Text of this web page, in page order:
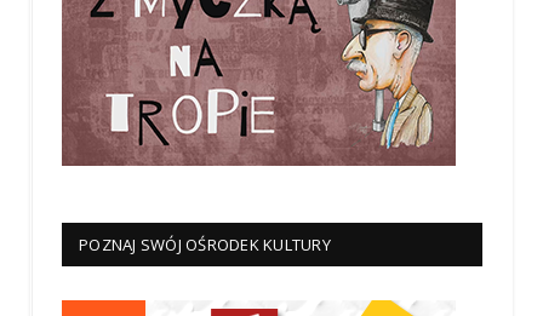
POZNAJ SWÓJ OŚRODEK KULTURY